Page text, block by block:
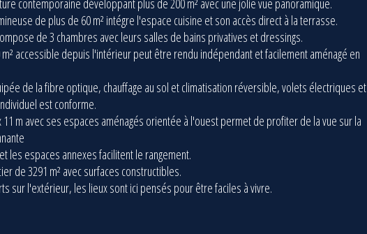
contemporaine développant plus de 200 m² avec une jolie vue panoramique.
de plus de 60 m² intégre l'espace cuisine et son accès direct à la terrasse.
de 3 chambres avec leurs salles de bains privatives et dressings.
accessible depuis l'intérieur peut être rendu indépendant et facilement aménagé en
de la fibre optique, chauffage au sol et climatisation réversible, volets électriques et
est conforme.
11 m avec ses espaces aménagés orientée à l'ouest permet de profiter de la vue sur la
les espaces annexes facilitent le rangement.
de 3291 m² avec surfaces constructibles.
sur l'extérieur, les lieux sont ici pensés pour être faciles à vivre.